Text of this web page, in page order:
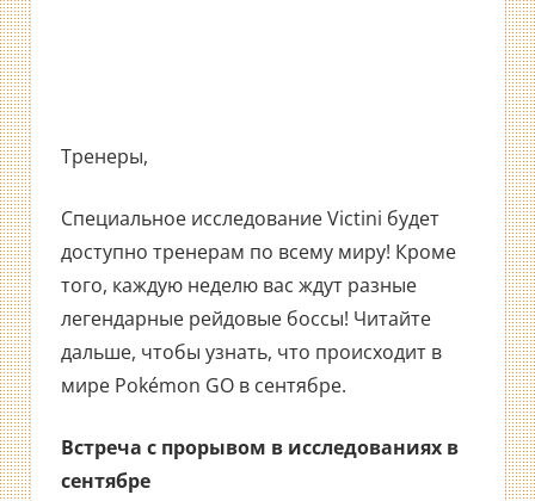
Тренеры,
Специальное исследование Victini будет
доступно тренерам по всему миру! Кроме
того, каждую неделю вас ждут разные
легендарные рейдовые боссы! Читайте
дальше, чтобы узнать, что происходит в
мире Pokémon GO в сентябре.
Встреча с прорывом в исследованиях в
сентябре